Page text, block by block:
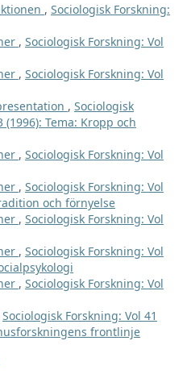
, Sociologisk Forskning:
, Sociologisk Forskning: Vol
, Sociologisk Forskning: Vol
, Sociologisk
Tema: Kropp och
, Sociologisk Forskning: Vol
, Sociologisk Forskning: Vol
och förnyelse
, Sociologisk Forskning: Vol
, Sociologisk Forskning: Vol
, Sociologisk Forskning: Vol
Sociologisk Forskning: Vol 41
frontlinje